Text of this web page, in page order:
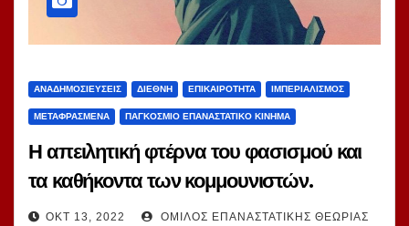
ΑΝΑΔΗΜΟΣΙΕΎΣΕΙΣ ΔΙΕΘΝΉ ΕΠΙΚΑΙΡΌΤΗΤΑ ΙΜΠΕΡΙΑΛΙΣΜΌΣ
ΜΕΤΑΦΡΑΣΜΈΝΑ ΠΑΓΚΌΣΜΙΟ ΕΠΑΝΑΣΤΑΤΙΚΌ ΚΊΝΗΜΑ
Η απειλητική φτέρνα του φασισμού και
τα καθήκοντα των κομμουνιστών.
Απόφαση της Ολομέλειας της ΚΕ του
ΟΚΤ 13, 2022 ΌΜΙΛΟΣ ΕΠΑΝΑΣΤΑΤΙΚΉΣ ΘΕΩΡΊΑΣ